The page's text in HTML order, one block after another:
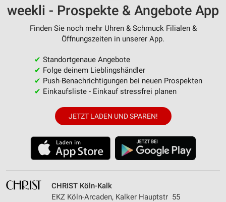
weekli - Prospekte & Angebote App
Finden Sie noch mehr Uhren & Schmuck Filialen &
Öffnungszeiten in unserer App.
✔ Standortgenaue Angebote
✔ Folge deinem Lieblingshändler
✔ Push-Benachrichtigungen bei neuen Prospekten
✔ Einkaufsliste - Einkauf stressfrei planen
JETZT LADEN UND SPAREN!
CHRIST Köln-Kalk
EKZ Köln-Arcaden, Kalker Hauptstr 55